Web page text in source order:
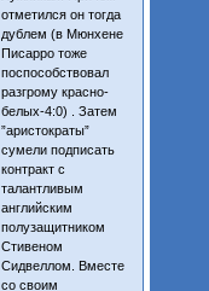
отметился он тогда
дублем (в Мюнхене
Писарро тоже
поспособствовал
разгрому красно-
белых-4:0) . Затем
”аристократы”
сумели подписать
контракт с
талантливым
английским
полузащитником
Стивеном
Сидвеллом. Вместе
со своим